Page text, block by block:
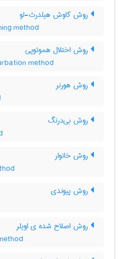
روش کاوش هیلدرث-لو
method
روش اختلال هموتوپی
method
روش هورنر
روش بی‌درنگ
روش خانوار
روش پیوندی
روش اصلاح شده ی اویلر